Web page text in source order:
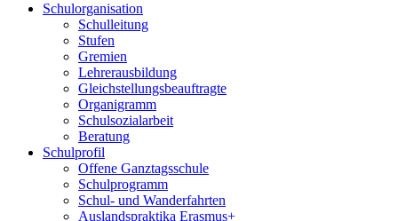
Schulorganisation
Schulleitung
Stufen
Gremien
Lehrerausbildung
Gleichstellungsbeauftragte
Organigramm
Schulsozialarbeit
Beratung
Schulprofil
Offene Ganztagsschule
Schulprogramm
Schul- und Wanderfahrten
Auslandspraktika Erasmus+